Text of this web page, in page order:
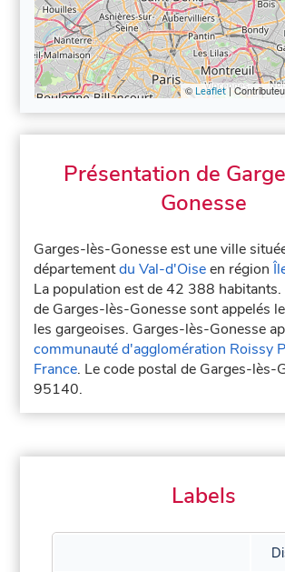
© Leaflet|
Présentation de
Gonesse
Garges-lès-Gonesse est une ville
départementdu Val-d'Oiseen région
La population est de 42 388 habitants.
de Garges-lès-Gonesse sont appelés
les gargeoises. Garges-lès-Gonesse
communauté d'agglomération Roissy
France. Le code postal de Garges-lès-
95140.
Labels